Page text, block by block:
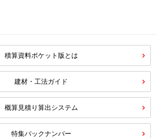
積算資料ポケット版とは
建材・工法ガイド
概算見積り算出システム
特集バックナンバー